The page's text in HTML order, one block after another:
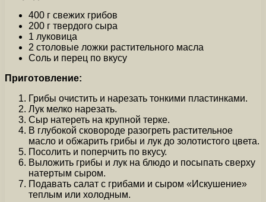
400 г свежих грибов
200 г твердого сыра
1 луковица
2 столовые ложки растительного масла
Соль и перец по вкусу
Приготовление:
Грибы очистить и нарезать тонкими пластинками.
Лук мелко нарезать.
Сыр натереть на крупной терке.
В глубокой сковороде разогреть растительное
масло и обжарить грибы и лук до золотистого цвета.
Посолить и поперчить по вкусу.
Выложить грибы и лук на блюдо и посыпать сверху
натертым сыром.
Подавать салат с грибами и сыром «Искушение»
теплым или холодным.